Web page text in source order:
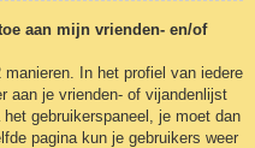
aan mijn vrienden- en/of
In het profiel van iedere
aan je vrienden- of vijandenlijst
gebruikerspaneel, je moet dan
pagina kun je gebruikers weer